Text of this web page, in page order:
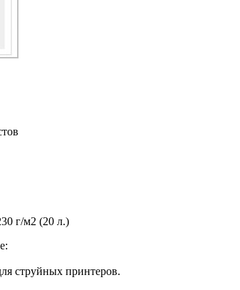
г/м2 (20 л.)
струйныx принтеров.